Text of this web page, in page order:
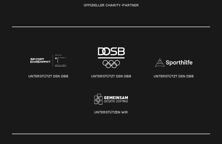
OFFIZIELLER CHARITY-PARTNER
UNTERSTÜTZT DEN DBB UNTERSTÜTZT DEN DBB UNTERSTÜTZT DEN DBB
UNTERSTÜTZEN WIR